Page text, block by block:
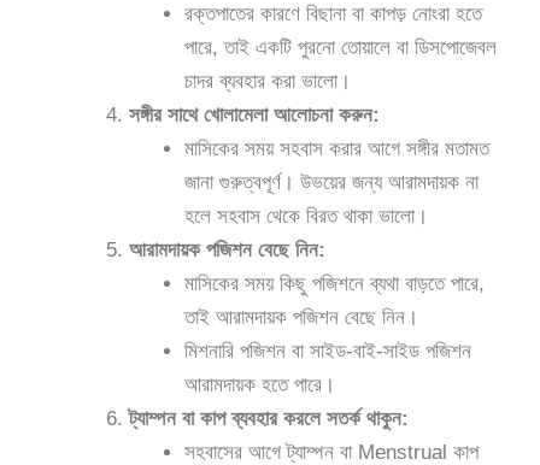
রক্তপাতের কারণে বিছানা বা কাপড় নোংরা হতে
পারে, তাই একটি পুরনো তোয়ালে বা ডিসপোজেবল
চাদর ব্যবহার করা ভালো।
সঙ্গীর সাথে খোলামেলা আলোচনা করুন:
মাসিকের সময় সহবাস করার আগে সঙ্গীর মতামত
জানা গুরুত্বপূর্ণ। উভয়ের জন্য আরামদায়ক না
হলে সহবাস থেকে বিরত থাকা ভালো।
আরামদায়ক পজিশন বেছে নিন:
মাসিকের সময় কিছু পজিশনে ব্যথা বাড়তে পারে,
তাই আরামদায়ক পজিশন বেছে নিন।
মিশনারি পজিশন বা সাইড-বাই-সাইড পজিশন
আরামদায়ক হতে পারে।
ট্যাম্পন বা কাপ ব্যবহার করলে সতর্ক থাকুন:
সহবাসের আগে ট্যাম্পন বা Menstrual কাপ